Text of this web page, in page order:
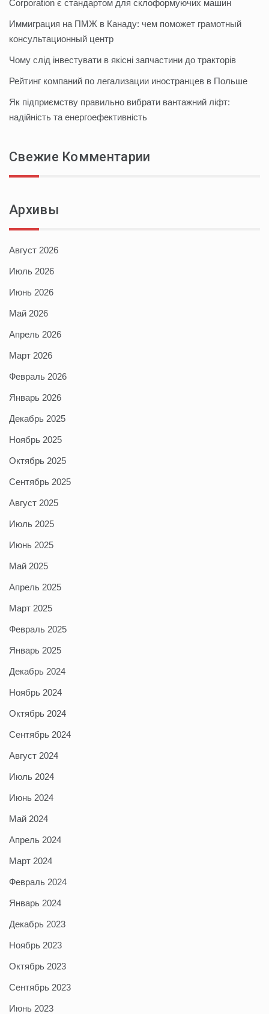
Corporation є стандартом для склоформуючих машин
Иммиграция на ПМЖ в Канаду: чем поможет грамотный
консультационный центр
Чому слід інвестувати в якісні запчастини до тракторів
Рейтинг компаний по легализации иностранцев в Польше
Як підприємству правильно вибрати вантажний ліфт:
надійність та енергоефективність
Свежие Комментарии
Архивы
Август 2026
Июль 2026
Июнь 2026
Май 2026
Апрель 2026
Март 2026
Февраль 2026
Январь 2026
Декабрь 2025
Ноябрь 2025
Октябрь 2025
Сентябрь 2025
Август 2025
Июль 2025
Июнь 2025
Май 2025
Апрель 2025
Март 2025
Февраль 2025
Январь 2025
Декабрь 2024
Ноябрь 2024
Октябрь 2024
Сентябрь 2024
Август 2024
Июль 2024
Июнь 2024
Май 2024
Апрель 2024
Март 2024
Февраль 2024
Январь 2024
Декабрь 2023
Ноябрь 2023
Октябрь 2023
Сентябрь 2023
Июнь 2023